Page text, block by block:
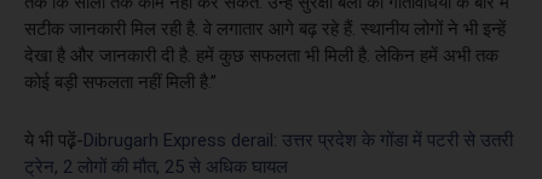
सटीक जानकारी मिल रही है. वे लगातार आगे बढ़ रहे हैं. स्थानीय लोगों ने भी इन्हें
देखा है और जानकारी दी है. हमें कुछ सफलता भी मिली है. लेकिन हमें अभी तक
कोई बड़ी सफलता नहीं मिली है.”
ये भी पढ़़ें-Dibrugarh Express derail: उत्तर प्रदेश के गोंडा में पटरी से उतरी
ट्रेन, 2 लोगों की मौत, 25 से अधिक घायल